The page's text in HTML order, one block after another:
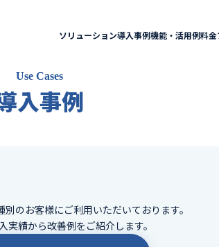
ソリューション導入事例機能・活用例料
Use Cases
入事例
別のお客様にご利用いただいております。
実績から改善例をご紹介します。